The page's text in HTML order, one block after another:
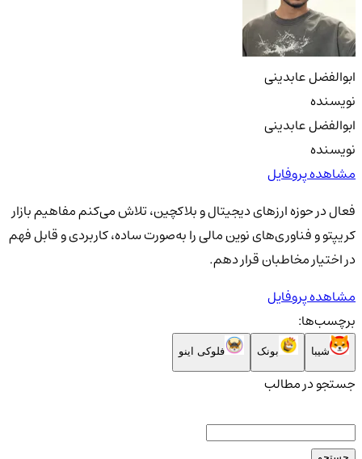
ابوالفضل عابدینی
نویسنده
ابوالفضل عابدینی
نویسنده
مشاهده پروفایل
فعال در حوزه ارزهای دیجیتال و بلاکچین، تلاش می‌کنم مفاهیم بازار
کریپتو و فناوری‌های نوین مالی را به‌صورت ساده، کاربردی و قابل فهم
در اختیار مخاطبان قرار دهم.
مشاهده پروفایل
برچسب‌ها:
شیبا بونک فلوکی اینو
جستجو در مطالب